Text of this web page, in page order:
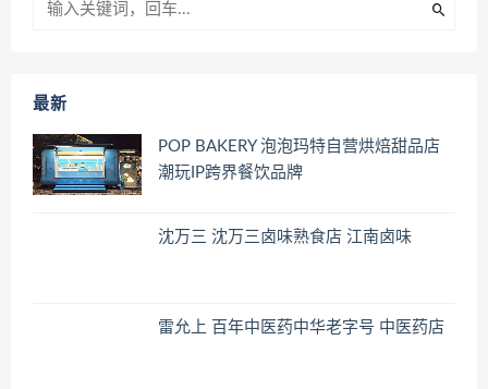
最新
POP BAKERY 泡泡玛特自营烘焙甜品店
潮玩IP跨界餐饮品牌
沈万三 沈万三卤味熟食店 江南卤味
雷允上 百年中医药中华老字号 中医药店